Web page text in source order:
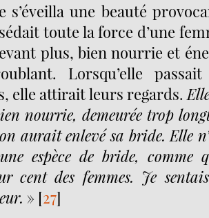
s’éveilla une beauté
toute la force d’une
plus, bien nourrie et
Lorsqu’elle
elle attirait leurs regards.
nourrie, demeurée trop
aurait enlevé sa bride. Elle
espèce de bride, comme
cent des femmes. Je
» [27]